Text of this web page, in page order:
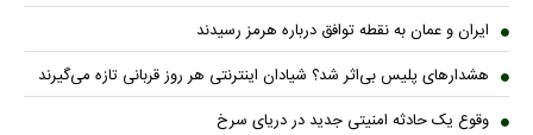
ایران و عمان به نقطه توافق درباره هرمز رسیدند
هشدارهای پلیس بی‌اثر شد؟ شیادان اینترنتی هر روز قربانی تازه می‌گیرند
وقوع یک حادثه امنیتی جدید در دریای سرخ